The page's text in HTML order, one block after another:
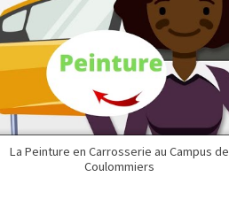
La Peinture en Carrosserie au Campus de
Coulommiers